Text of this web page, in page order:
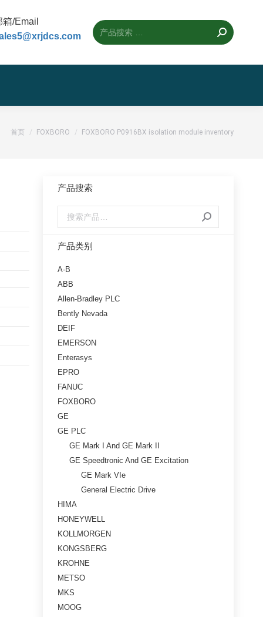
箱/Email
您的位置：
首页 FOXBORO FOXBORO P0916BX isolation module inventory
产品搜索
产品类别
A-B
ABB
Allen-Bradley PLC
Bently Nevada
DEIF
EMERSON
Enterasys
EPRO
FANUC
FOXBORO
GE
GE PLC
GE Mark I And GE Mark II
GE Speedtronic And GE Excitation
GE Mark VIe
General Electric Drive
HIMA
HONEYWELL
KOLLMORGEN
KONGSBERG
KROHNE
METSO
MKS
MOOG